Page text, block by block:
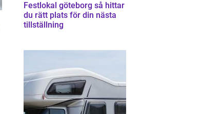
Festlokal göteborg så hittar
du rätt plats för din nästa
tillställning